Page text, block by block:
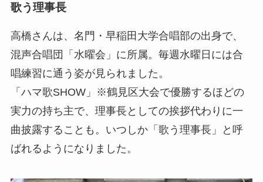
歌う理事長
高橋さんは、名門・早稲田大学合唱部の出身で、
混声合唱団「水曜会」に所属。毎週水曜日には合
唱練習に通う姿が見られました。
「ハマ歌SHOW」※鶴見区大会で優勝するほどの
実力の持ち主で、理事長としての挨拶代わりに一
曲披露することも。いつしか「歌う理事長」と呼
ばれるようになりました。